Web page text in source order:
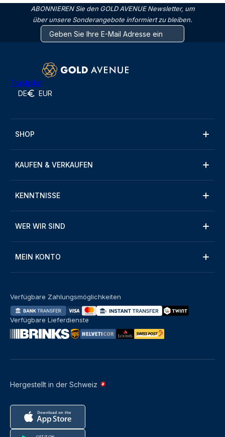
ABONNIEREN Sie den GOLD AVENUE Newsletter, um
über unsere Sonderangebote informiert zu bleiben.
Trustpilot
DE EUR
SHOP
KAUFEN & VERKAUFEN
KENNTNISSE
WER WIR SIND
MEIN KONTO
Hergestellt in der Schweiz
Verfügbare Zahlungsmöglichkeiten
Verfügbare Lieferdienste